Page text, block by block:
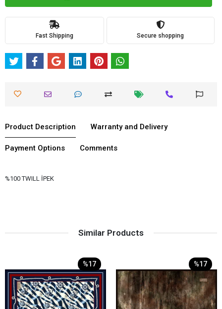
Fast Shipping Secure shopping
Product Description Warranty and Delivery
Payment Options Comments
%100 TWILL İPEK
Similar Products
%17 %17